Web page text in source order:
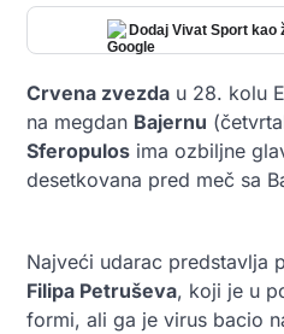
Dodaj Vivat Sport kao
Crvena zvezda u 28. kolu
na megdan Bajernu
Sferopulos ima ozbiljne
desetkovana pred meč sa
Najveći udarac predstavlja
Filipa Petruševa, koji je u
formi, ali ga je virus bacio